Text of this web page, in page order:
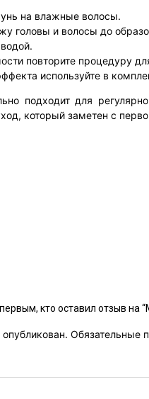
на влажные волосы.
головы и волосы до
повторите процедуру
используйте в
подходит для
который заметен с
кто оставил отзыв
Обязательные